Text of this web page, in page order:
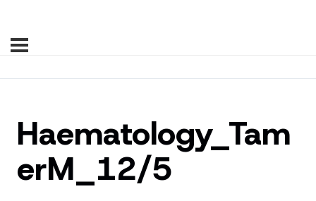
Haematology_Tam
erM_12/5